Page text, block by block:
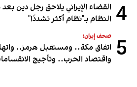
4 القضاء الإيراني يلاحق رجل دين
النظام بـ"نظام أكثر تشددًا"
5 صحف إيران:
اتفاق مكة.. ومستقبل هرمز..
واقتصاد الحرب.. وتأجيج